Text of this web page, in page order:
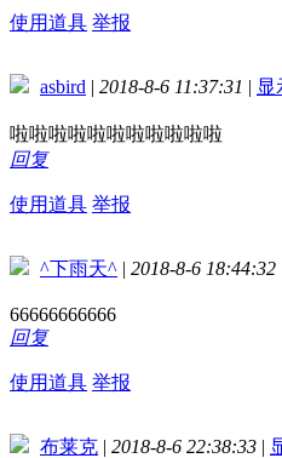
使用道具 举报
asbird | 2018-8-6 11:37:31 | 显
啦啦啦啦啦啦啦啦啦啦啦
回复
使用道具 举报
^下雨天^ | 2018-8-6 18:44:32
66666666666
回复
使用道具 举报
布莱克 | 2018-8-6 22:38:33 |